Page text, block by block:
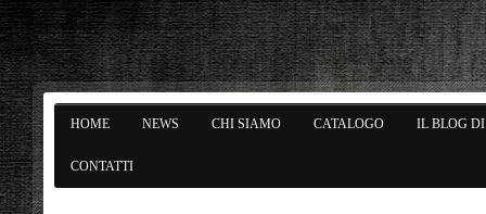
HOME NEWS CHI SIAMO CATALOGO IL BLOG
CONTATTI